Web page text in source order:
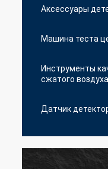
Аксессуары
Машина теста
Инструменты
сжатого воздуха
Датчик